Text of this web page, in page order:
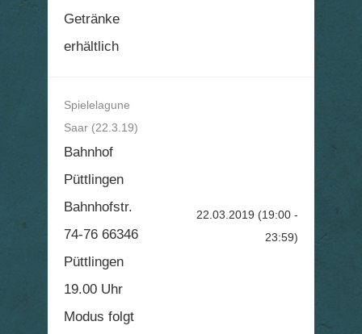
Getränke
erhältlich
Spielelagune
Saar (22.3.19)
Bahnhof
Püttlingen
Bahnhofstr.
74-76 66346
Püttlingen
19.00 Uhr
Modus folgt
22.03.2019 (19:00 -
23:59)